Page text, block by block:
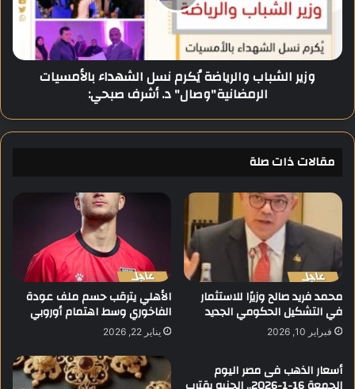
الشهداء
الرمضانية"وصال"
د.
وزير الشباب والرياضة يُكرم نسل الشهداء بالأمسيات
الرمضانية"وصال" د. أشرف صبحي:
مقالات ذات صلة
محمد فريد صالح وزيرًا للاستثمار
في التشكيل الحكومي الجديد
فبراير 10, 2026
الأهلي يترقب حسم ملف عودة
الفاخوري وسط اهتمام أوروبي
يناير 22, 2026
أسعار الذهب فى مصر اليوم